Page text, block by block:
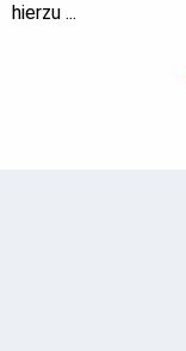
hierzu ...